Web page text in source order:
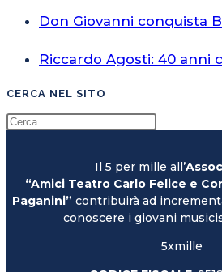
Don Giovanni conquista
Riccardo Agosti: 40 anni
CERCA NEL SITO
Il 5 per mille all’
“Amici Teatro Carlo Felice e
Paganini” contribuirà ad
conoscere i giovani
5xmille